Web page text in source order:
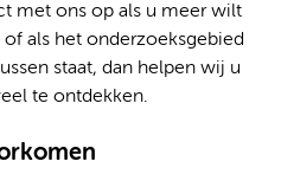
met ons op als u meer wilt
als het onderzoeksgebied
staat, dan helpen wij u
te ontdekken.